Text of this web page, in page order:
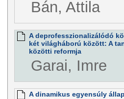
Bán, Attila
A deprofesszionalizálódó
két világháború között: A
közötti reformja
Garai, Imre
A dinamikus egyensúly